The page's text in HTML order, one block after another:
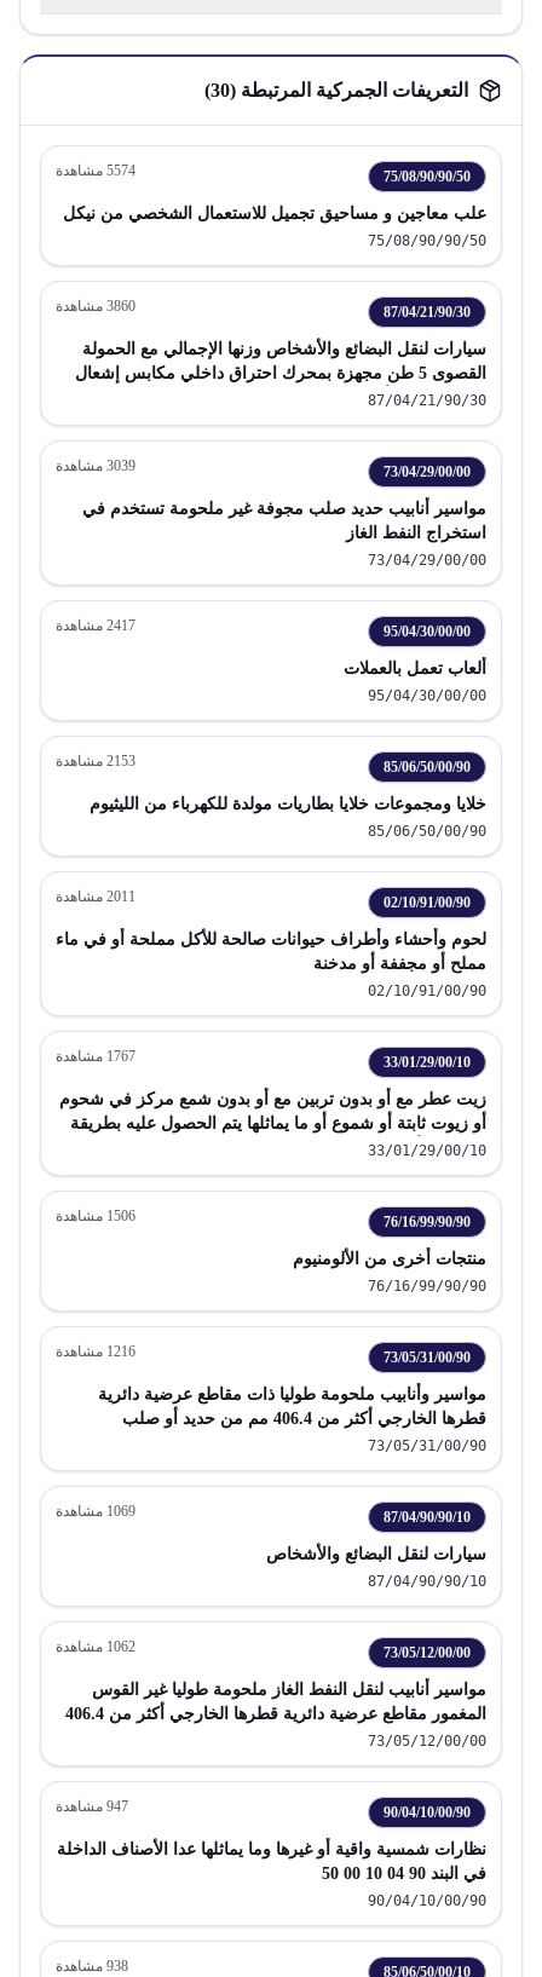
التعريفات الجمركية المرتبطة (30
)
75/08/90/90/50
5574 مشاهدة
علب معاجين و مساحيق تجميل للاستعمال الشخصي من نيكل
75/08/90/90/50
87/04/21/90/30
3860 مشاهدة
سيارات لنقل البضائع والأشخاص وزنها الإجمالي مع الحمولة
القصوى 5 طن مجهزة بمحرك احتراق داخلي مكابس إشعال
بالضغط ديزل أو نصف ديزل
87/04/21/90/30
73/04/29/00/00
3039 مشاهدة
مواسير أنابيب حديد صلب مجوفة غير ملحومة تستخدم في
استخراج النفط الغاز
73/04/29/00/00
95/04/30/00/00
2417 مشاهدة
ألعاب تعمل بالعملات
95/04/30/00/00
85/06/50/00/90
2153 مشاهدة
خلايا ومجموعات خلايا بطاريات مولدة للكهرباء من الليثيوم
85/06/50/00/90
02/10/91/00/90
2011 مشاهدة
لحوم وأحشاء وأطراف حيوانات صالحة للأكل مملحة أو في ماء
مملح أو مجففة أو مدخنة
02/10/91/00/90
33/01/29/00/10
1767 مشاهدة
زيت عطر مع أو بدون تربين مع أو بدون شمع مركز في شحوم
أو زيوت ثابتة أو شموع أو ما يماثلها يتم الحصول عليه بطريقة
التشريب أو النقع
33/01/29/00/10
76/16/99/90/90
1506 مشاهدة
منتجات أخرى من الألومنيوم
76/16/99/90/90
73/05/31/00/90
1216 مشاهدة
مواسير وأنابيب ملحومة طوليا ذات مقاطع عرضية دائرية
قطرها الخارجي أكثر من 406.4 مم من حديد أو صلب
73/05/31/00/90
87/04/90/90/10
1069 مشاهدة
سيارات لنقل البضائع والأشخاص
87/04/90/90/10
73/05/12/00/00
1062 مشاهدة
مواسير أنابيب لنقل النفط الغاز ملحومة طوليا غير القوس
المغمور مقاطع عرضية دائرية قطرها الخارجي أكثر من 406.4
مم من حديد صلب
73/05/12/00/00
90/04/10/00/90
947 مشاهدة
نظارات شمسية واقية أو غيرها وما يماثلها عدا الأصناف الداخلة
في البند 90 04 10 00 50
90/04/10/00/90
85/06/50/00/10
938 مشاهدة